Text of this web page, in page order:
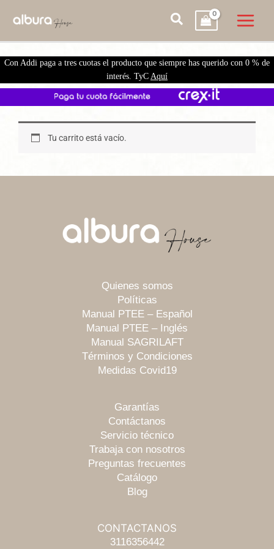
Con Addi paga a tres cuotas el producto que siempre has querido con 0 % de
interés. TyC Aquí
Tu carrito está vacío.
Quienes somos
Políticas
Manual PTEE – Español
Manual PTEE – Inglés
Manual SAGRILAFT
Términos y Condiciones
Medidas Covid19
Garantías
Contáctanos
Servicio técnico
Trabaja con nosotros
Preguntas frecuentes
Catálogo
Blog
CONTACTANOS
3116356442